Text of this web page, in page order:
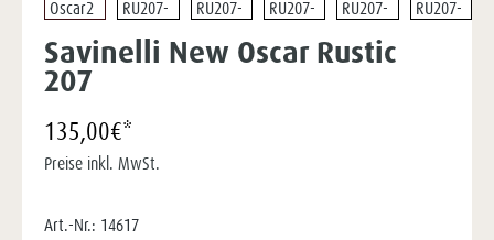
Savinelli New Oscar Rustic
207
135,00€*
Preise inkl. MwSt.
Art.-Nr.: 14617